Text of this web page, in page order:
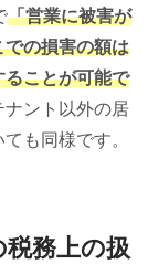
「営業に被害が
の損害の額は
ことが可能で
ナント以外の居
も同様です。
税務上の扱